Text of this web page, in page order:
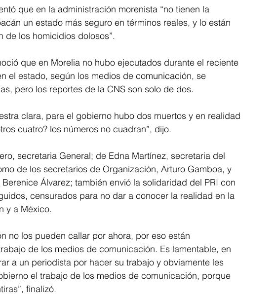
que en la administración morenista “no tienen la
un estado más seguro en términos reales, y lo están
de los homicidios dolosos”.
que en Morelia no hubo ejecutados durante el reciente
el estado, según los medios de comunicación, se
pero los reportes de la CNS son solo de dos.
clara, para el gobierno hubo dos muertos y en realidad
cuatro? los números no cuadran”, dijo.
secretaria General; de Edna Martínez, secretaria del
de los secretarios de Organización, Arturo Gamboa, y
Álvarez; también envió la solidaridad del PRI con
censurados para no dar a conocer la realidad en la
y a México.
no los pueden callar por ahora, por eso están
de los medios de comunicación. Es lamentable, en
a un periodista por hacer su trabajo y obviamente les
el trabajo de los medios de comunicación, porque
finalizó.